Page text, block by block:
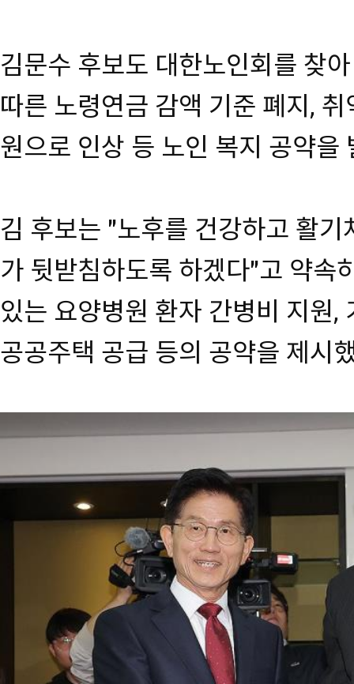
김문수 후보도 대한노인회를 찾
따른 노령연금 감액 기준 폐지,
원으로 인상 등 노인 복지 공약을
김 후보는 "노후를 건강하고 활
가 뒷받침하도록 하겠다"고 약속
있는 요양병원 환자 간병비 지원,
공공주택 공급 등의 공약을 제시